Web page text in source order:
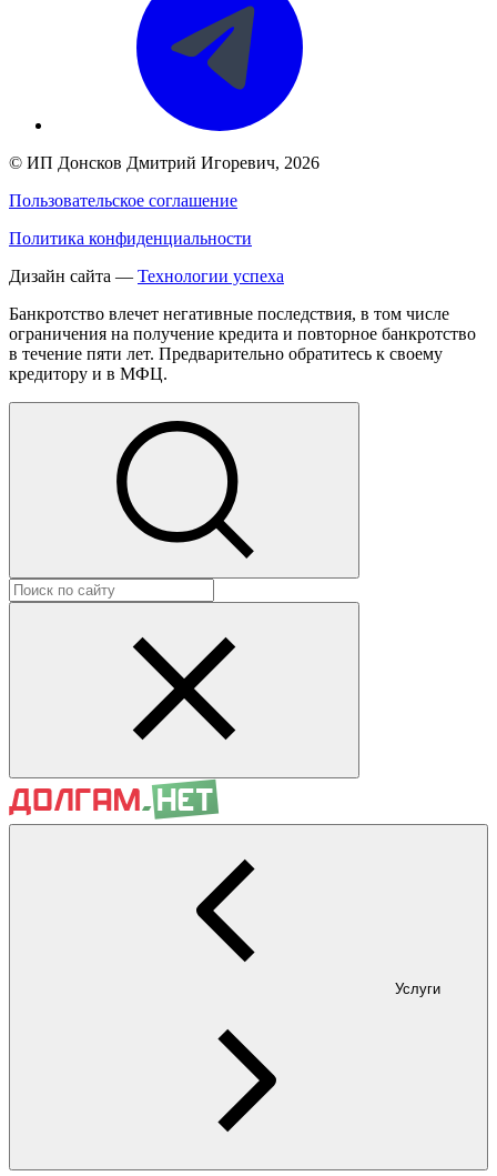
© ИП Донсков Дмитрий Игоревич, 2026
Пользовательское соглашение
Политика конфиденциальности
Дизайн сайта — Технологии успеха
Банкротство влечет негативные последствия, в том числе
ограничения на получение кредита и повторное банкротство
в течение пяти лет. Предварительно обратитесь к своему
кредитору и в МФЦ.
Услуги